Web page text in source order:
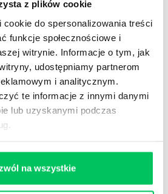
z plików cookie
do spersonalizowania treści
funkcje społecznościowe i
witrynie. Informacje o tym, jak
udostępniamy partnerom
i analitycznym.
te informacje z innymi danymi
lub uzyskanymi podczas
na wszystkie
do niewiedzy i
buduje psychologiczne
w relacjach z
a feedback w
i jak?
zadań może wyglądać w
adresów email miesięcznie.
dopasuj do niego częstotliwość